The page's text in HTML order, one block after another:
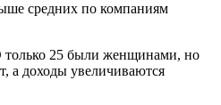
средних по компаниям
только 25 были женщинами, но
а доходы увеличиваются